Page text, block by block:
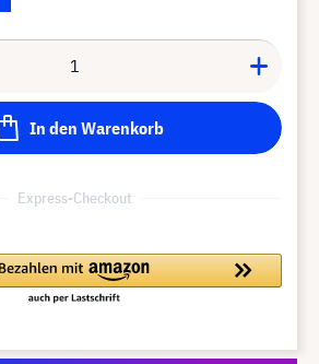
In den Warenkorb
Express-Checkout